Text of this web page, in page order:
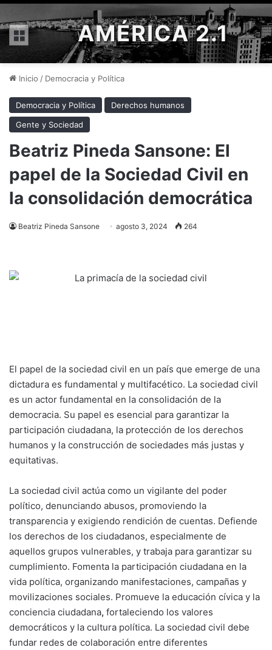
Menú AMÉRICA 2.1
Inicio / Democracia y Política
Democracia y Política
Derechos humanos
Gente y Sociedad
Beatriz Pineda Sansone: El
papel de la Sociedad Civil en
la consolidación democrática
Beatriz Pineda Sansone agosto 3, 2024 264
El papel de la sociedad civil en un país que emerge de una
dictadura es fundamental y multifacético. La sociedad civil
es un actor fundamental en la consolidación de la
democracia. Su papel es esencial para garantizar la
participación ciudadana, la protección de los derechos
humanos y la construcción de sociedades más justas y
equitativas.
La sociedad civil actúa como un vigilante del poder
político, denunciando abusos, promoviendo la
transparencia y exigiendo rendición de cuentas. Defiende
los derechos de los ciudadanos, especialmente de
aquellos grupos vulnerables, y trabaja para garantizar su
cumplimiento. Fomenta la participación ciudadana en la
vida política, organizando manifestaciones, campañas y
movilizaciones sociales. Promueve la educación cívica y la
conciencia ciudadana, fortaleciendo los valores
democráticos y la cultura política. La sociedad civil debe
fundar redes de colaboración entre diferentes